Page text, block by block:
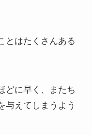
とはたくさんある
どに早く、またち
与えてしまうよう